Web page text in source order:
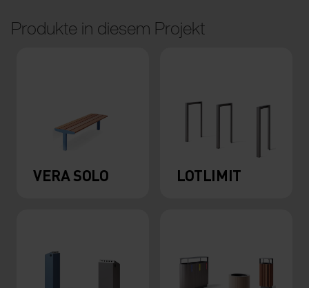
Produkte in diesem Projekt
VERA SOLO LOTLIMIT